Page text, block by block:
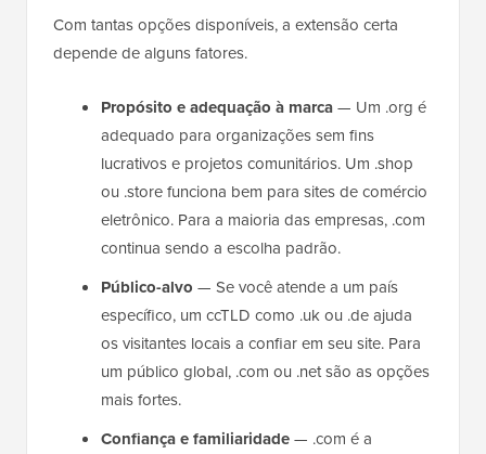
Com tantas opções disponíveis, a extensão certa
depende de alguns fatores.
Propósito e adequação à marca— Um .org é
adequado para organizações sem fins
lucrativos e projetos comunitários. Um .shop
ou .store funciona bem para sites de comércio
eletrônico. Para a maioria das empresas, .com
continua sendo a escolha padrão.
Público-alvo — Se você atende a um país
específico, um ccTLD como .uk ou .de ajuda
os visitantes locais a confiar em seu site. Para
um público global, .com ou .net são as opções
mais fortes.
Confiança e familiaridade— .com é a